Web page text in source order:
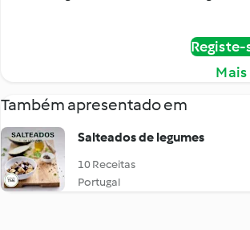
Também apresentado em
Salteados de legumes
10 Receitas
Portugal